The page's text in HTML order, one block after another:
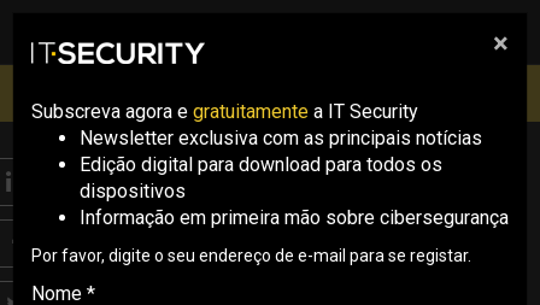
pesquisa
Inscrições abertas
THREATS
Grupo de
cibercriminosos
×
Subscreva agora e gratuitamente a IT Security
Newsletter exclusiva com as principais notícias
Edição digital para download para todos os
dispositivos
Informação em primeira mão sobre cibersegurança
Por favor, digite o seu endereço de e-mail para se registar.
Nome *